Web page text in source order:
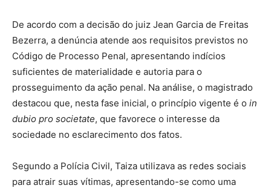
De acordo com a decisão do juiz Jean Garcia de Freitas
Bezerra, a denúncia atende aos requisitos previstos no
Código de Processo Penal, apresentando indícios
suficientes de materialidade e autoria para o
prosseguimento da ação penal. Na análise, o magistrado
destacou que, nesta fase inicial, o princípio vigente é o in
dubio pro societate, que favorece o interesse da
sociedade no esclarecimento dos fatos.
Segundo a Polícia Civil, Taiza utilizava as redes sociais
para atrair suas vítimas, apresentando-se como uma